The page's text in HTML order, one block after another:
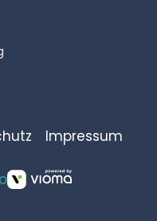
Impressum